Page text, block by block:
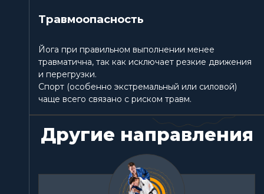
Травмоопасность
Йога при правильном выполнении менее
травматична, так как исключает резкие движения
и перегрузки.
Спорт (особенно экстремальный или силовой)
чаще всего связано с риском травм.
Другие направления